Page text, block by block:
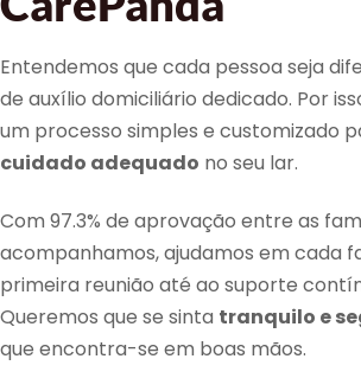
Entendemos que cada pessoa seja
de auxílio domiciliário dedicado. Por
um processo simples e customizado
cuidado adequado no seu lar.
Com 97.3% de aprovação entre as
acompanhamos, ajudamos em cada
primeira reunião até ao suporte
Queremos que se sinta tranquilo e
que encontra-se em boas mãos.